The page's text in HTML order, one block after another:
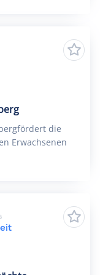
die
Erwachsenen